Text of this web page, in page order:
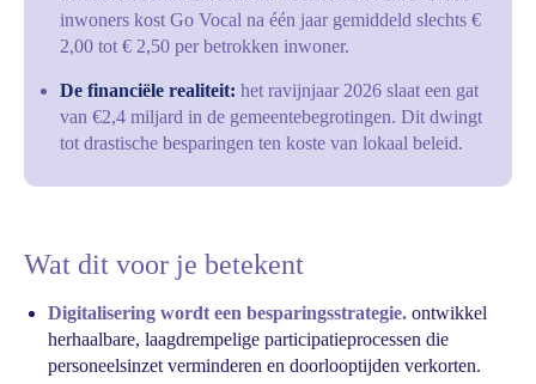
inwoners kost Go Vocal na één jaar gemiddeld slechts €
2,00 tot € 2,50 per betrokken inwoner.
De financiële realiteit: het ravijnjaar 2026 slaat een gat
van €2,4 miljard in de gemeentebegrotingen. Dit dwingt
tot drastische besparingen ten koste van lokaal beleid.
Wat dit voor je betekent
Digitalisering wordt een besparingsstrategie. ontwikkel
herhaalbare, laagdrempelige participatieprocessen die
personeelsinzet verminderen en doorlooptijden verkorten.